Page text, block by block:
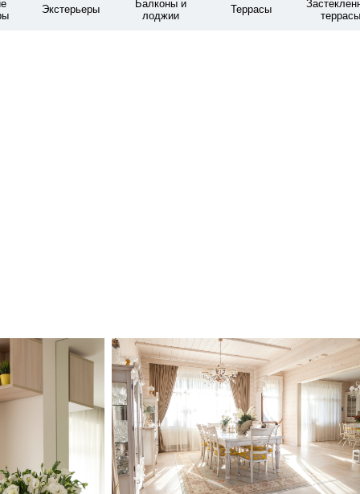
Экстерьеры
Балконы и
лоджии
Террасы
террасы
домашнего
размера в
паркетным
Интерьер деревянного дома
Идея дизайна: столовая в классическом
стиле
Интерьер деревянного дома